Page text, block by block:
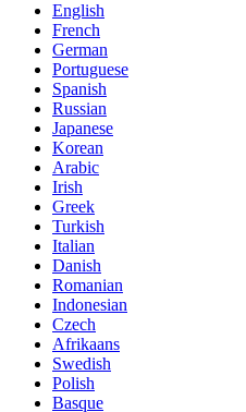
English
French
German
Portuguese
Spanish
Russian
Japanese
Korean
Arabic
Irish
Greek
Turkish
Italian
Danish
Romanian
Indonesian
Czech
Afrikaans
Swedish
Polish
Basque